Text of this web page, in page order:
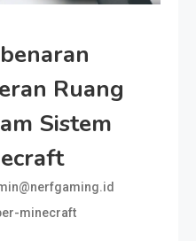
Ruang
Sistem
minecraft